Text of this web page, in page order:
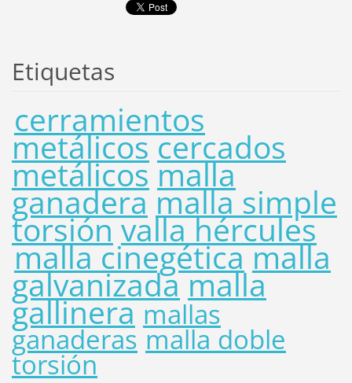
Etiquetas
cerramientos
metálicoscercados
metálicosmalla
ganadera malla simple
torsiónvalla hércules
malla cinegéticamalla
galvanizadamalla
gallinera mallas
ganaderas malla doble
torsión